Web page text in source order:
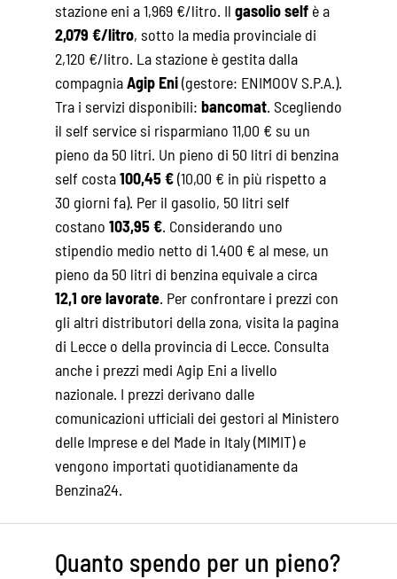
stazione eni a 1,969 €/litro. Il gasolio self è a
2,079 €/litro, sotto la media provinciale di
2,120 €/litro. La stazione è gestita dalla
compagniaAgip Eni(gestore: ENIMOOV S.P.A.).
Tra i servizi disponibili: bancomat. Scegliendo
il self service si risparmiano 11,00 € su un
pieno da 50 litri. Un pieno di 50 litri di benzina
self costa100,45 €(10,00 € in più rispetto a
30 giorni fa). Per il gasolio, 50 litri self
costano 103,95 €. Considerando uno
stipendio medio netto di 1.400 € al mese, un
pieno da 50 litri di benzina equivale a circa
12,1 ore lavorate. Per confrontare i prezzi con
gli altri distributori della zona, visita la pagina
di Lecce o della provincia di Lecce. Consulta
anche i prezzi medi Agip Eni a livello
nazionale. I prezzi derivano dalle
comunicazioni ufficiali dei gestori al Ministero
delle Imprese e del Made in Italy (MIMIT) e
vengono importati quotidianamente da
Benzina24.
Quanto spendo per un pieno?